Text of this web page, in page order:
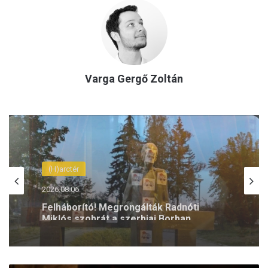
Varga Gergő Zoltán
(H)arctér
2026.08.06.
Latorcai Csaba: Káosz, kapkodás és
dilettantizmus jellemzi a Tisza
kormányzását